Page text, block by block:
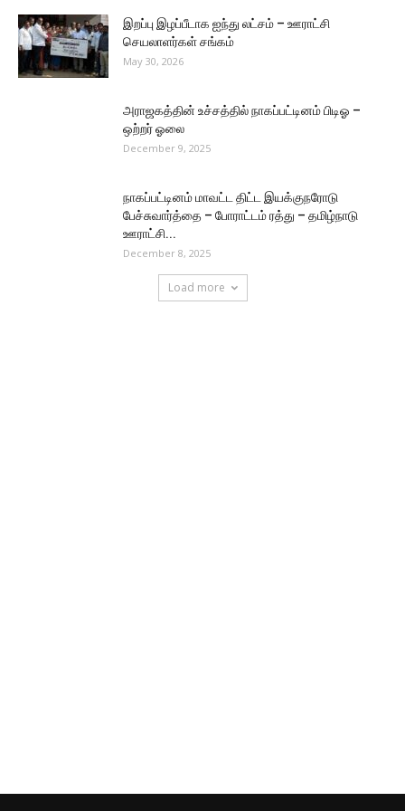
இறப்பு இழப்பீடாக ஐந்து லட்சம் – ஊராட்சி
செயலாளர்கள் சங்கம்
May 30, 2026
அராஜகத்தின் உச்சத்தில் நாகப்பட்டினம் பிடிஓ –
ஒற்றர் ஓலை
December 9, 2025
நாகப்பட்டினம் மாவட்ட திட்ட இயக்குநரோடு
பேச்சுவார்த்தை – போராட்டம் ரத்து – தமிழ்நாடு
ஊராட்சி...
December 8, 2025
Load more